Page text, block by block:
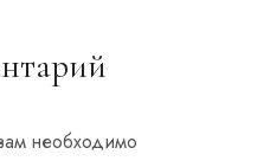
необходимо